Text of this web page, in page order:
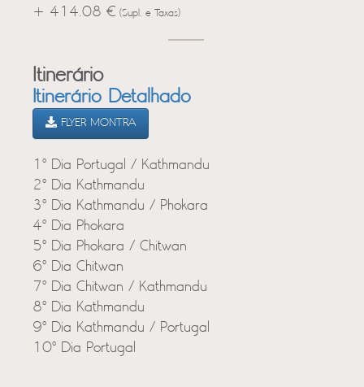
+ 414.08 € (Supl. e Taxas)
Itinerário
Itinerário Detalhado
FLYER MONTRA
1º Dia Portugal / Kathmandu
2º Dia Kathmandu
3º Dia Kathmandu / Phokara
4º Dia Phokara
5º Dia Phokara / Chitwan
6º Dia Chitwan
7º Dia Chitwan / Kathmandu
8º Dia Kathmandu
9º Dia Kathmandu / Portugal
10º Dia Portugal